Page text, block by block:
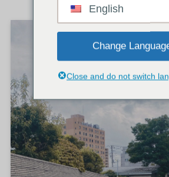
English
Change
Close and do not switch